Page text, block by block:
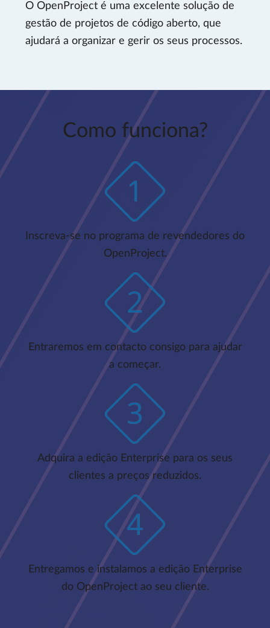
O OpenProject é uma excelente solução de
gestão de projetos de código aberto, que
ajudará a organizar e gerir os seus processos.
Como funciona?
Inscreva-se no programa de revendedores do
OpenProject.
Entraremos em contacto consigo para ajudar
a começar.
Adquira a edição Enterprise para os seus
clientes a preços reduzidos.
Entregamos e instalamos a edição Enterprise
do OpenProject ao seu cliente.